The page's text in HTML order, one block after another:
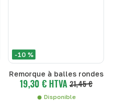
-10 %
Remorque à balles rondes
19,30 € HTVA 21,45 €
Disponible